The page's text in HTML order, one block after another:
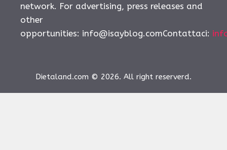
network. For advertising, press releases and
other
opportunities: info@isayblog.comContattaci:
Dietaland.com © 2026. All right reserverd.